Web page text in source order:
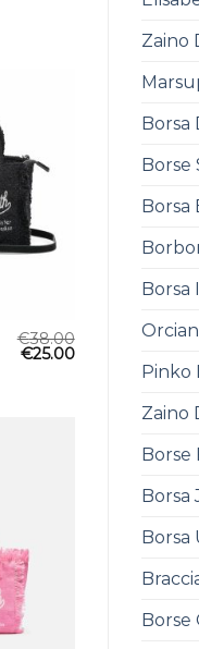
Zaino
Borsa
Borse
Borsa
Borsa
Pinko
Zaino
Borse
Borsa
Borsa
Borse
€38.00
€25.00